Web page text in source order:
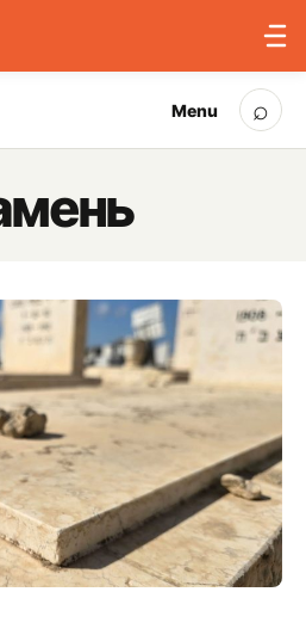
Menu ⌕